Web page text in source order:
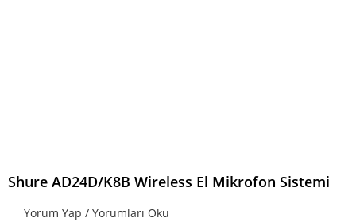
Shure AD24D/K8B Wireless El Mikrofon Sistemi
Yorum Yap / Yorumları Oku